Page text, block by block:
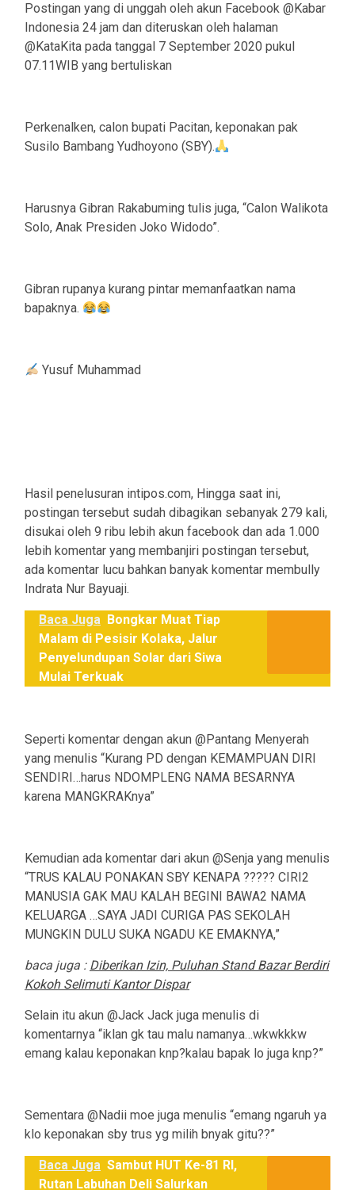
Postingan yang di unggah oleh akun Facebook @Kabar
Indonesia 24 jam dan diteruskan oleh halaman
@KataKita pada tanggal 7 September 2020 pukul
07.11WIB yang bertuliskan
Perkenalken, calon bupati Pacitan, keponakan pak
Susilo Bambang Yudhoyono (SBY).
Harusnya Gibran Rakabuming tulis juga, “Calon Walikota
Solo, Anak Presiden Joko Widodo”.
Gibran rupanya kurang pintar memanfaatkan nama
bapaknya.
Yusuf Muhammad
Hasil penelusuran intipos.com, Hingga saat ini,
postingan tersebut sudah dibagikan sebanyak 279 kali,
disukai oleh 9 ribu lebih akun facebook dan ada 1.000
lebih komentar yang membanjiri postingan tersebut,
ada komentar lucu bahkan banyak komentar membully
Indrata Nur Bayuaji.
Baca Juga Bongkar Muat Tiap
Malam di Pesisir Kolaka, Jalur
Penyelundupan Solar dari Siwa
Mulai Terkuak
Seperti komentar dengan akun @Pantang Menyerah
yang menulis “Kurang PD dengan KEMAMPUAN DIRI
SENDIRI…harus NDOMPLENG NAMA BESARNYA
karena MANGKRAKnya”
Kemudian ada komentar dari akun @Senja yang menulis
“TRUS KALAU PONAKAN SBY KENAPA ????? CIRI2
MANUSIA GAK MAU KALAH BEGINI BAWA2 NAMA
KELUARGA …SAYA JADI CURIGA PAS SEKOLAH
MUNGKIN DULU SUKA NGADU KE EMAKNYA,”
baca juga : Diberikan Izin, Puluhan Stand Bazar Berdiri
Kokoh Selimuti Kantor Dispar
Selain itu akun @Jack Jack juga menulis di
komentarnya “iklan gk tau malu namanya…wkwkkkw
emang kalau keponakan knp?kalau bapak lo juga knp?”
Sementara @Nadii moe juga menulis “emang ngaruh ya
klo keponakan sby trus yg milih bnyak gitu??”
Baca Juga Sambut HUT Ke-81 RI,
Rutan Labuhan Deli Salurkan